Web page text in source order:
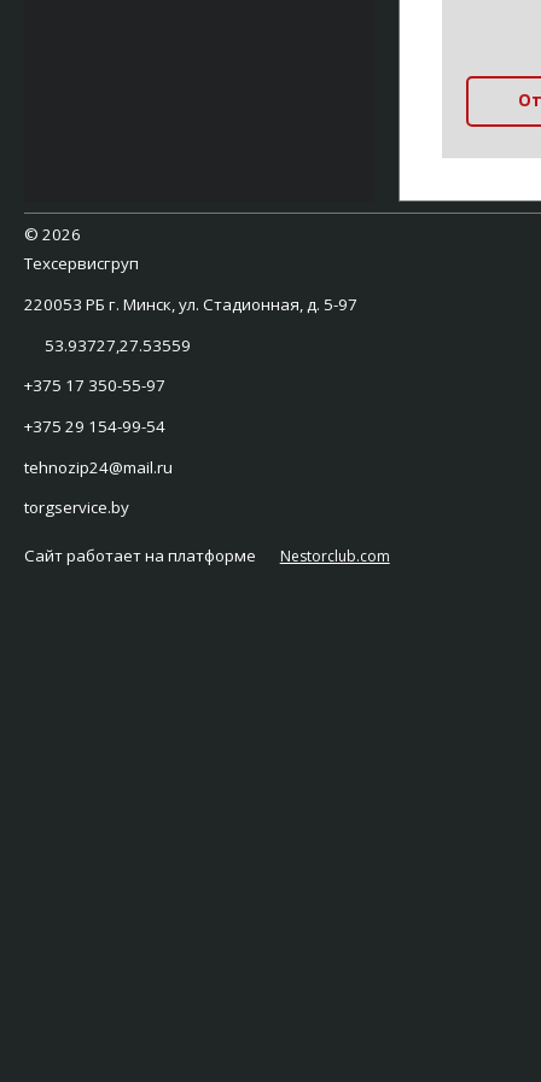
© 2026
Техсервисгруп
220053 РБ г. Минск, ул. Стадионная, д. 5-97
53.93727,27.53559
+375 17 350-55-97
+375 29 154-99-54
tehnozip24@mail.ru
torgservice.by
Сайт работает на платформе Nestorclub.com